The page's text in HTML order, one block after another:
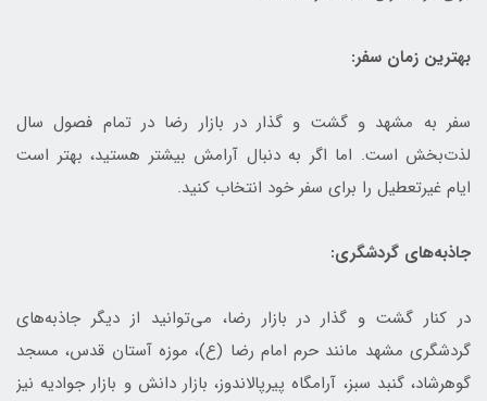
بهترین زمان سفر:
سفر به مشهد و گشت و گذار در بازار رضا در تمام فصول سال
لذت‌بخش است. اما اگر به دنبال آرامش بیشتر هستید، بهتر است
ایام غیرتعطیل را برای سفر خود انتخاب کنید.
جاذبه‌های گردشگری:
در کنار گشت و گذار در بازار رضا، می‌توانید از دیگر جاذبه‌های
گردشگری مشهد مانند حرم امام رضا (ع)، موزه آستان قدس، مسجد
گوهرشاد، گنبد سبز، آرامگاه پیرپالاندوز، بازار دانش و بازار جوادیه نیز